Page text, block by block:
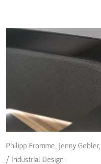
Philipp Fromme, Jenny
/ Industrial Design